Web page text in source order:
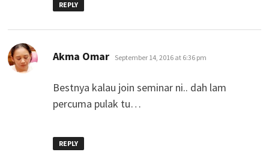
REPLY
Akma Omar says:
September 14, 2016 at 6:36 pm
Bestnya kalau join seminar ni.. dah lam
percuma pulak tu…
REPLY